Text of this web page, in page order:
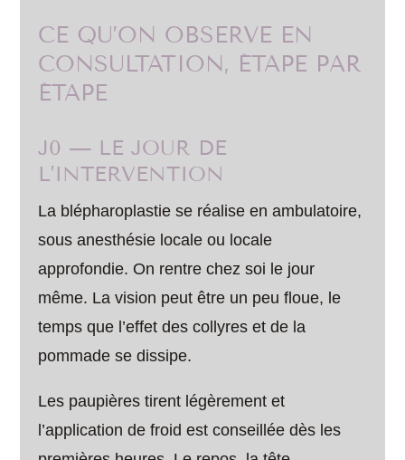
CE QU’ON OBSERVE EN
CONSULTATION, ÉTAPE PAR
ÉTAPE
J0 — LE JOUR DE
L’INTERVENTION
La blépharoplastie se réalise en ambulatoire,
sous anesthésie locale ou locale
approfondie. On rentre chez soi le jour
même. La vision peut être un peu floue, le
temps que l’effet des collyres et de la
pommade se dissipe.
Les paupières tirent légèrement et
l’application de froid est conseillée dès les